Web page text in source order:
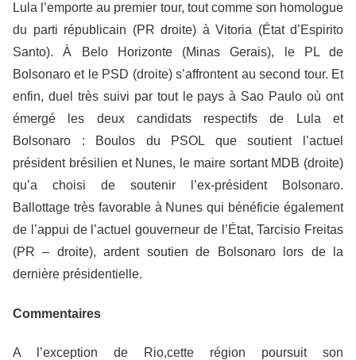
Lula l’emporte au premier tour, tout comme son homologue
du parti républicain (PR droite) à Vitoria (État d’Espirito
Santo). À Belo Horizonte (Minas Gerais), le PL de
Bolsonaro et le PSD (droite) s’affrontent au second tour. Et
enfin, duel très suivi par tout le pays à Sao Paulo où ont
émergé les deux candidats respectifs de Lula et
Bolsonaro : Boulos du PSOL que soutient l’actuel
président brésilien et Nunes, le maire sortant MDB (droite)
qu’a choisi de soutenir l’ex-président Bolsonaro.
Ballottage très favorable à Nunes qui bénéficie également
de l’appui de l’actuel gouverneur de l’État, Tarcisio Freitas
(PR – droite), ardent soutien de Bolsonaro lors de la
dernière présidentielle.
Commentaires
A l’exception de Rio,cette région poursuit son